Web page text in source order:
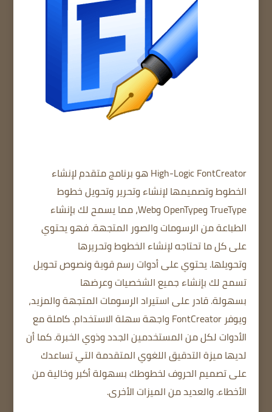
High-Logic FontCreatorهو برنامج متقدم لإنشاء
الخطوط وتصميمها لإنشاء وتحرير وتحويل خطوط
TrueType وOpenType وWeb، مما يسمح لك بإنشاء
الطباعة من الرسومات والصور المتجهة. فهو يحتوي
على كل ما تحتاجه لإنشاء الخطوطوتحريرها
وتحويلها.يحتوي على أدوات رسم قويةونصوص تحويل
تسمح لك بإنشاء جميع الشخصيات وعرضها
بسهولة.قادر على استيراد الرسومات المتجهة والمزيد،
ويوفر FontCreator واجهة سهلة الاستخدام.
كاملة مع
الأدوات لكل من المستخدمين الجدد وذوي الخبرة.كما أن
لديها ميزة التدقيق اللغوي المتقدمة التي تساعدك
على تصميم الحروف لخطوطك بسهولة أكبر وخالية من
الأخطاء. والعديد من الميزات الأخرى.